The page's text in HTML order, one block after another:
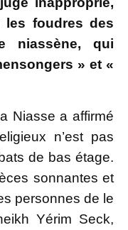
les foudres des
niassène, qui
» et «
Niasse a affirmé
n’est pas
de bas étage.
sonnantes et
personnes de le
Yérim Seck,